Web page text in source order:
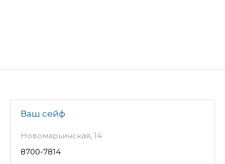
Ваш сейф
Новомарьинская, 14
8700-7814